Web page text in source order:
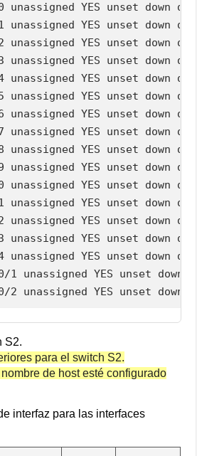
unassigned YES unset down
unassigned YES unset down
unassigned YES unset down
unassigned YES unset down
unassigned YES unset down
unassigned YES unset down
unassigned YES unset down
unassigned YES unset down
unassigned YES unset down
unassigned YES unset down
unassigned YES unset down
unassigned YES unset down
unassigned YES unset down
unassigned YES unset down
unassigned YES unset down
1 unassigned YES unset
S2.
para el switch S2.
de host esté configurado
interfaz para las interfaces